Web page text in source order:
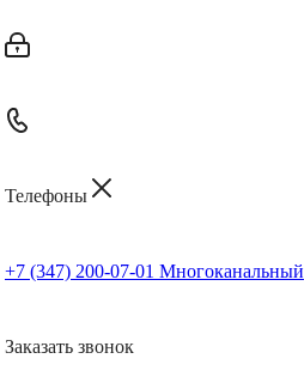
Телефоны
+7 (347) 200-07-01 Многоканальный
Заказать звонок